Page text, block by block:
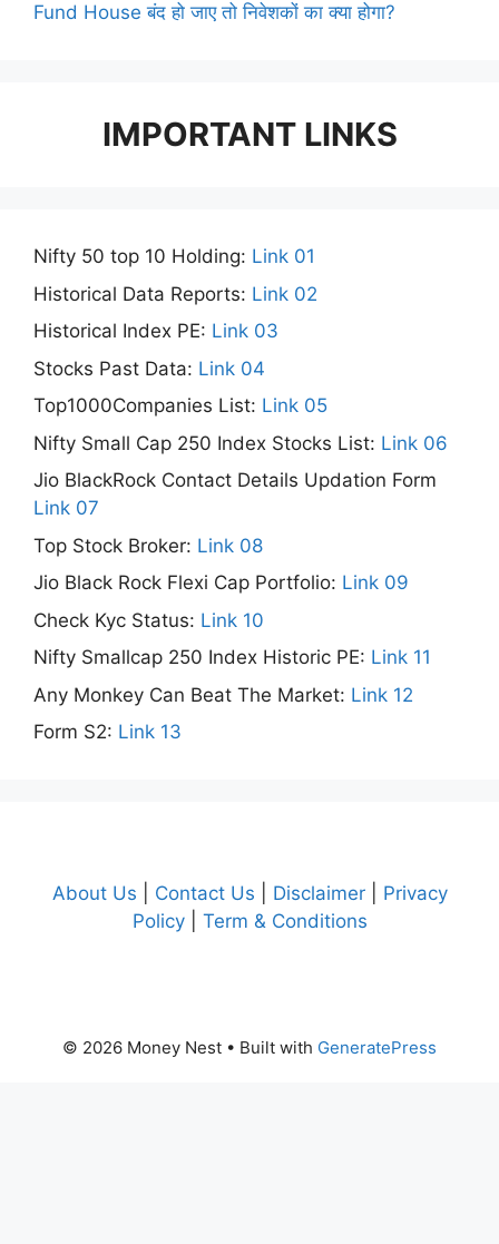
Fund House बंद हो जाए तो निवेशकों का क्या होगा?
IMPORTANT LINKS
Nifty 50 top 10 Holding: Link 01
Historical Data Reports: Link 02
Historical Index PE: Link 03
Stocks Past Data: Link 04
Top1000Companies List: Link 05
Nifty Small Cap 250 Index Stocks List: Link 06
Jio BlackRock Contact Details Updation Form
Link 07
Top Stock Broker: Link 08
Jio Black Rock Flexi Cap Portfolio: Link 09
Check Kyc Status: Link 10
Nifty Smallcap 250 Index Historic PE: Link 11
Any Monkey Can Beat The Market: Link 12
Form S2: Link 13
About Us Contact Us Disclaimer| Privacy
Policy| Term & Conditions
© 2026 Money Nest • Built with GeneratePress